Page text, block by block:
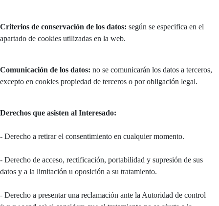
Criterios de conservación de los datos: según se especifica en el
apartado de cookies utilizadas en la web.
Comunicación de los datos: no se comunicarán los datos a terceros,
excepto en cookies propiedad de terceros o por obligación legal.
Derechos que asisten al Interesado:
- Derecho a retirar el consentimiento en cualquier momento.
- Derecho de acceso, rectificación, portabilidad y supresión de sus
datos y a la limitación u oposición a su tratamiento.
- Derecho a presentar una reclamación ante la Autoridad de control